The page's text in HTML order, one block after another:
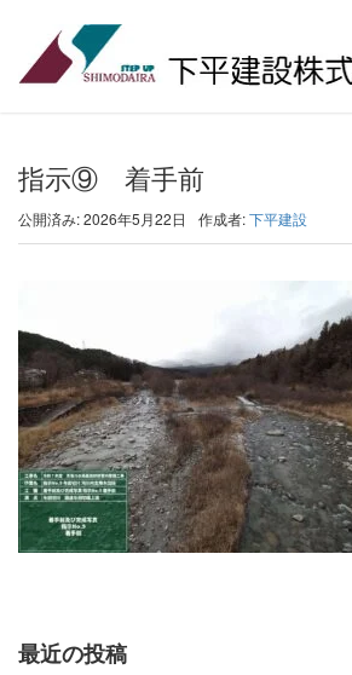
指示⑨ 着手前
公開済み: 2026年5月22日 作成者:下平建設
最近の投稿